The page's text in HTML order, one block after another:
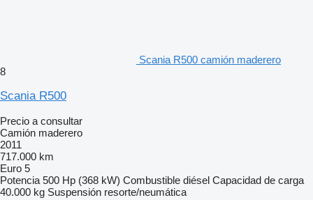
Scania R500 camión maderero
8
Scania R500
Precio a consultar
Camión maderero
2011
717.000 km
Euro 5
Potencia 500 Hp (368 kW) Combustible diésel Capacidad de carga
40.000 kg Suspensión resorte/neumática